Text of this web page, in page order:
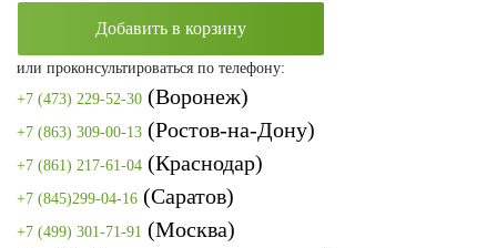
Добавить в корзину
или проконсультироваться по телефону:
+7 (473) 229-52-30 (Воронеж)
+7 (863) 309-00-13 (Ростов-на-Дону)
+7 (861) 217-61-04 (Краснодар)
+7 (845)299-04-16 (Саратов)
+7 (499) 301-71-91 (Москва)